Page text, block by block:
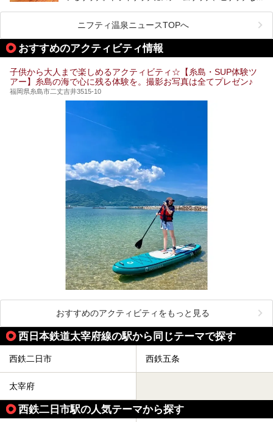
ペース、ロウリュウなど、心ゆくまで楽しむためのサービス
が充実した施設も多くみられます。
今回はそんなサウナにこだわった、福岡県内のオススメ温
泉・銭湯・スパを10件紹介したいと思います！
ニフティ温泉ニュースTOPへ
おすすめのアクティビティ情報
子供から大人まで楽しめるアクティビティ☆【糸島・SUP体験ツ
アー】糸島の海で心に残る体験を。撮影お写真は全てプレゼン♪
福岡県糸島市二丈吉井3515-10
おすすめのアクティビティをもっと見る
西日本鉄道太宰府線の駅から同じテーマで探す
西鉄二日市 西鉄五条
太宰府
西鉄二日市駅の人気テーマから探す